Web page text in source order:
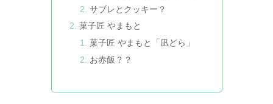
サブレとクッキー？
菓子匠 やまもと
菓子匠 やまもと「凪どら」
お赤飯？？